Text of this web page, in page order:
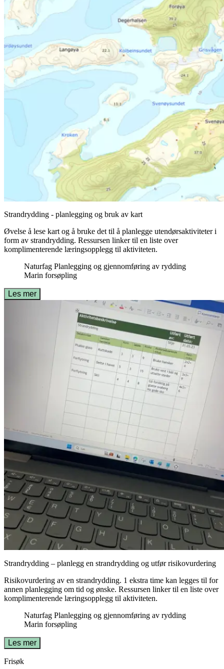
Strandrydding - planlegging og bruk av kart
Øvelse å lese kart og å bruke det til å planlegge utendørsaktiviteter i
form av strandrydding. Ressursen linker til en liste over
komplimenterende læringsopplegg til aktiviteten.
Naturfag Planlegging og gjennomføring av rydding
Marin forsøpling
Les mer
Strandrydding – planlegg en strandrydding og utfør risikovurdering
Risikovurdering av en strandrydding. 1 ekstra time kan legges til for
annen planlegging om tid og ønske. Ressursen linker til en liste over
komplimenterende læringsopplegg til aktiviteten.
Naturfag Planlegging og gjennomføring av rydding
Marin forsøpling
Les mer
Frisøk